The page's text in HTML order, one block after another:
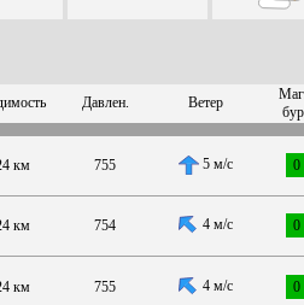
Давлен. Ветер
км 755 5 м/с 0
км 754 4 м/с 0
км 755 4 м/с 0